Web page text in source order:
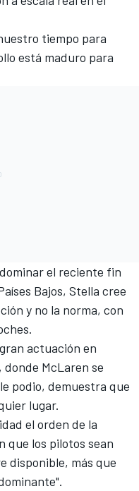
tiempo para
está maduro para
el reciente fin
Bajos, Stella cree
y no la norma, con
actuación en
donde McLaren se
podio, demuestra que
lugar.
el orden de la
que los pilotos sean
disponible, más que